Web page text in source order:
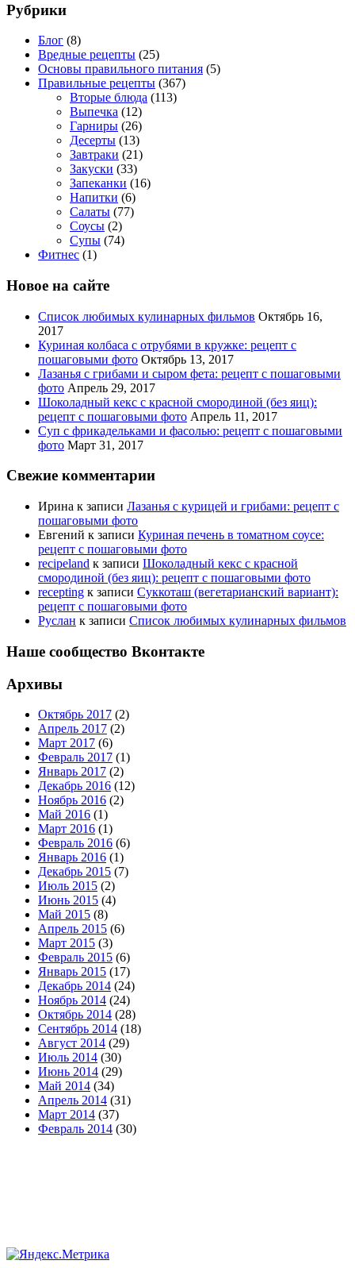
Рубрики
Блог (8)
Вредные рецепты (25)
Основы правильного питания (5)
Правильные рецепты (367)
Вторые блюда (113)
Выпечка (12)
Гарниры (26)
Десерты (13)
Завтраки (21)
Закуски (33)
Запеканки (16)
Напитки (6)
Салаты (77)
Соусы (2)
Супы (74)
Фитнес (1)
Новое на сайте
Список любимых кулинарных фильмов Октябрь 16,
2017
Куриная колбаса с отрубями в кружке: рецепт с
пошаговыми фото Октябрь 13, 2017
Лазанья с грибами и сыром фета: рецепт с пошаговыми
фото Апрель 29, 2017
Шоколадный кекс с красной смородиной (без яиц):
рецепт с пошаговыми фото Апрель 11, 2017
Суп с фрикадельками и фасолью: рецепт с пошаговыми
фото Март 31, 2017
Свежие комментарии
Ирина к записи Лазанья с курицей и грибами: рецепт с
пошаговыми фото
Евгений к записи Куриная печень в томатном соусе:
рецепт с пошаговыми фото
recipeland к записи Шоколадный кекс с красной
смородиной (без яиц): рецепт с пошаговыми фото
recepting к записи Суккоташ (вегетарианский вариант):
рецепт с пошаговыми фото
Руслан к записи Список любимых кулинарных фильмов
Наше сообщество Вконтакте
Архивы
Октябрь 2017 (2)
Апрель 2017 (2)
Март 2017 (6)
Февраль 2017 (1)
Январь 2017 (2)
Декабрь 2016 (12)
Ноябрь 2016 (2)
Май 2016 (1)
Март 2016 (1)
Февраль 2016 (6)
Январь 2016 (1)
Декабрь 2015 (7)
Июль 2015 (2)
Июнь 2015 (4)
Май 2015 (8)
Апрель 2015 (6)
Март 2015 (3)
Февраль 2015 (6)
Январь 2015 (17)
Декабрь 2014 (24)
Ноябрь 2014 (24)
Октябрь 2014 (28)
Сентябрь 2014 (18)
Август 2014 (29)
Июль 2014 (30)
Июнь 2014 (29)
Май 2014 (34)
Апрель 2014 (31)
Март 2014 (37)
Февраль 2014 (30)